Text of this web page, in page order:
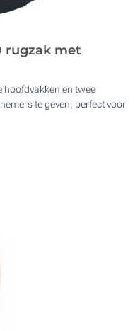
rugzak met
hoofdvakken en twee
te geven, perfect voor